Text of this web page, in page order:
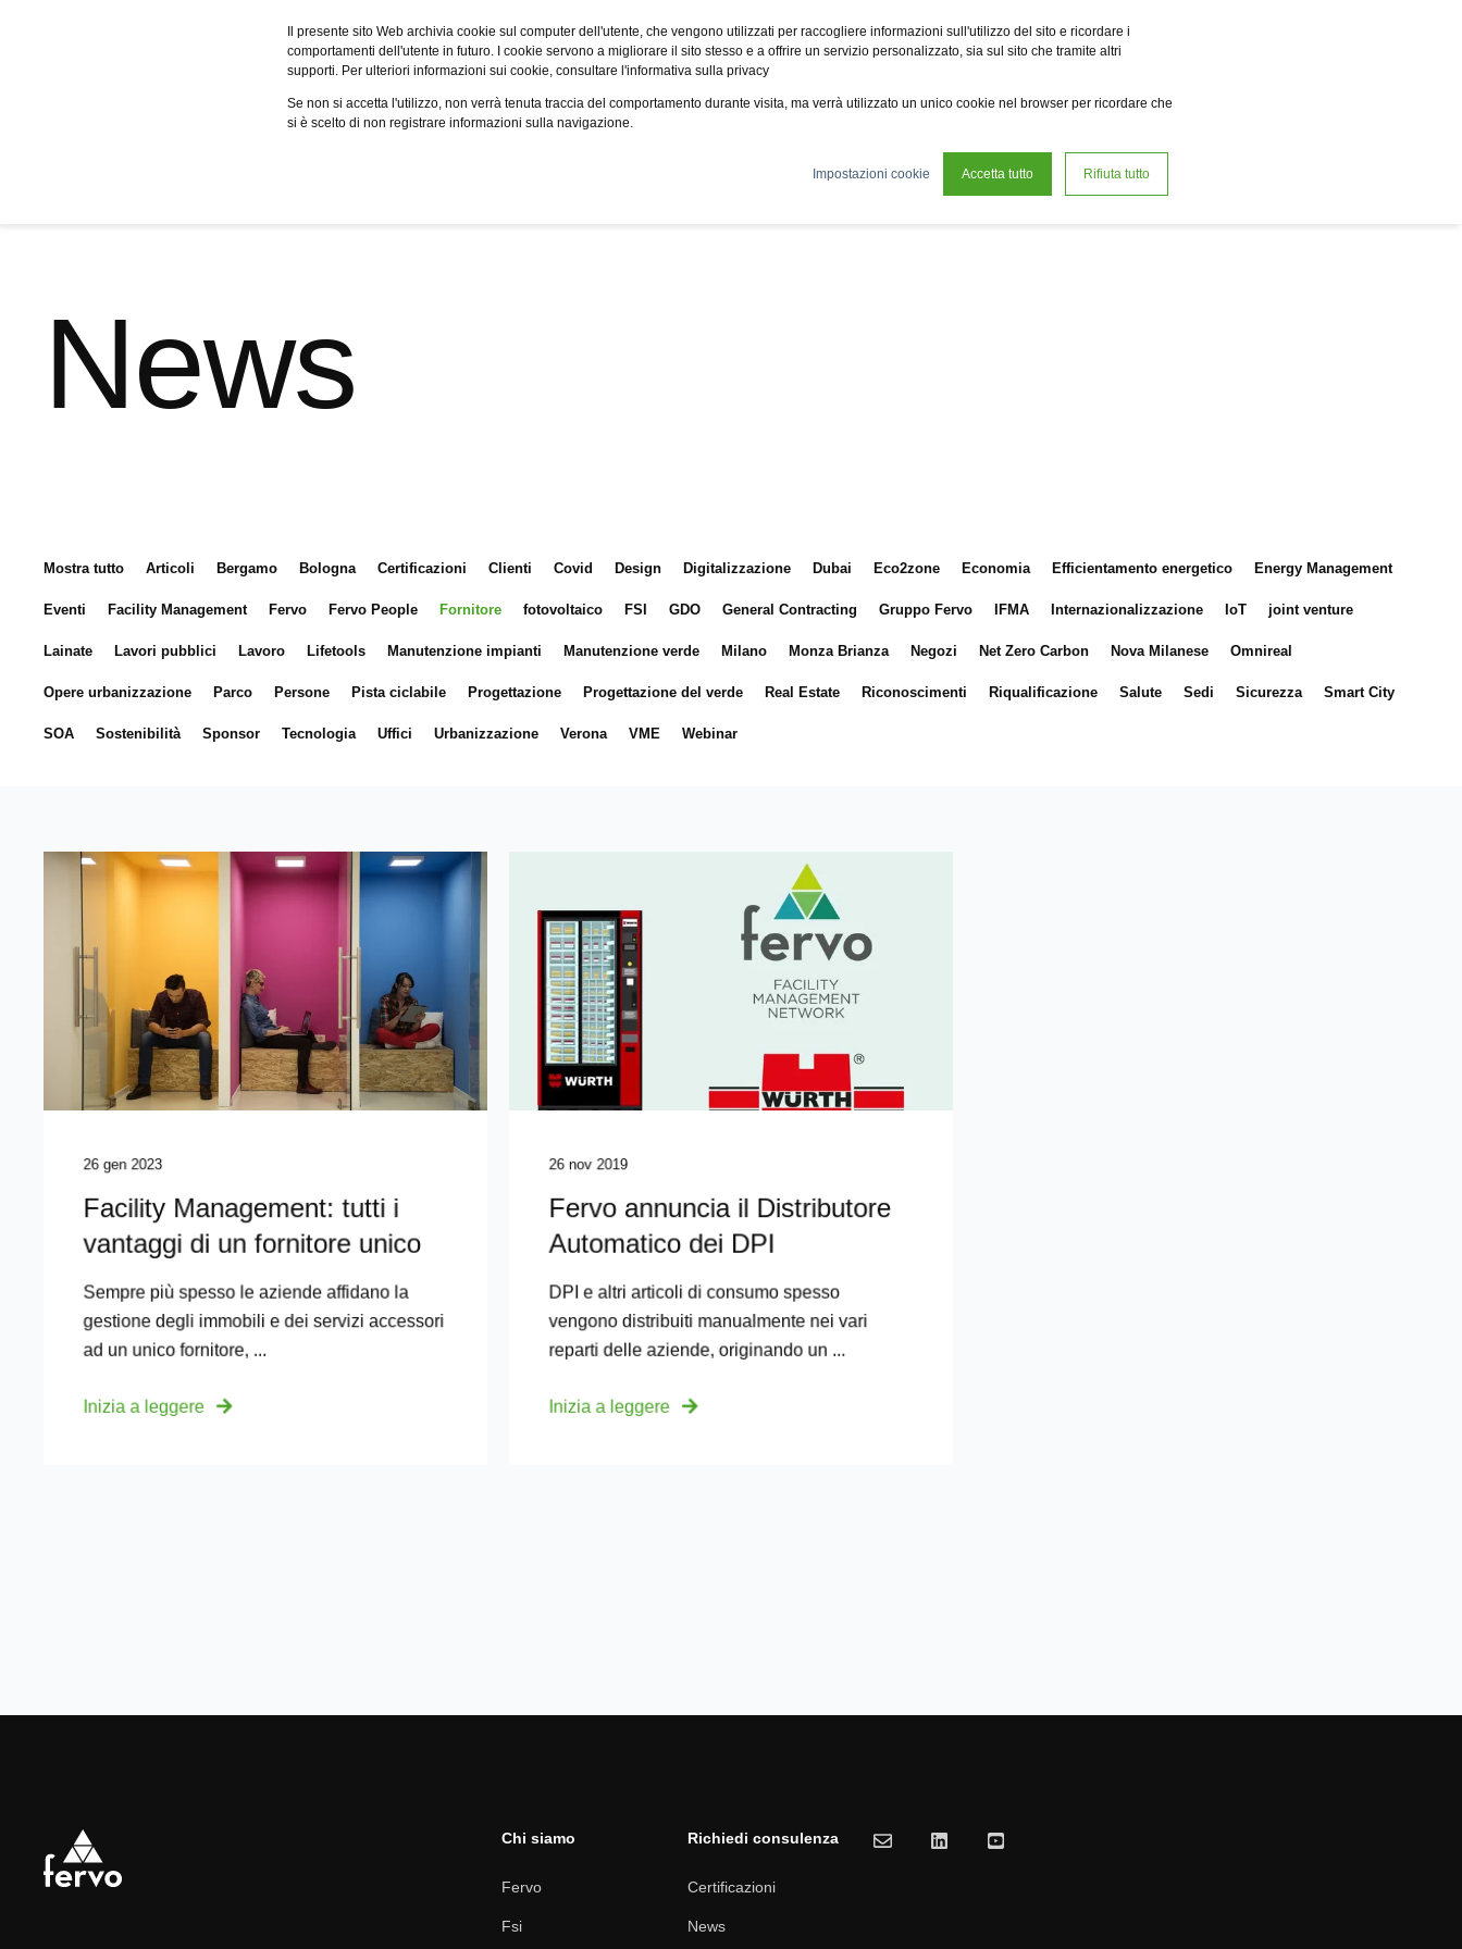
Il presente sito Web archivia cookie sul computer dell'utente, che vengono utilizzati per raccogliere informazioni sull'utilizzo del sito e ricordare i
comportamenti dell'utente in futuro. I cookie servono a migliorare il sito stesso e a offrire un servizio personalizzato, sia sul sito che tramite altri
supporti. Per ulteriori informazioni sui cookie, consultare l'informativa sulla privacy
Se non si accetta l'utilizzo, non verrà tenuta traccia del comportamento durante visita, ma verrà utilizzato un unico cookie nel browser per ricordare che
si è scelto di non registrare informazioni sulla navigazione.
Impostazioni cookie Accetta tutto Rifiuta tutto
Fervo Fsi Fsi General Contractor Eco2zone Omnireal BayWa r.e. Power Solutions
Certificazioni
News
Mostra tutto Articoli Bergamo Bologna Certificazioni Clienti Covid Design Digitalizzazione Dubai Eco2zone Economia Efficientamento energetico Energy Management
Eventi Facility Management Fervo Fervo People Fornitore fotovoltaico FSI GDO General Contracting Gruppo Fervo IFMA Internazionalizzazione IoT joint venture
Lainate Lavori pubblici Lavoro Lifetools Manutenzione impianti Manutenzione verde Milano Monza Brianza Negozi Net Zero Carbon Nova Milanese Omnireal
Opere urbanizzazione Parco Persone Pista ciclabile Progettazione Progettazione del verde Real Estate Riconoscimenti Riqualificazione Salute Sedi Sicurezza Smart City
SOA Sostenibilità Sponsor Tecnologia Uffici Urbanizzazione Verona VME Webinar
26 gen 2023
Facility Management: tutti i
vantaggi di un fornitore unico
Sempre più spesso le aziende affidano la
gestione degli immobili e dei servizi accessori
ad un unico fornitore, ...
Inizia a leggere
26 nov 2019
Fervo annuncia il Distributore
Automatico dei DPI
DPI e altri articoli di consumo spesso
vengono distribuiti manualmente nei vari
reparti delle aziende, originando un ...
Inizia a leggere
Chi siamo
Fervo
Fsi
Richiedi consulenza
Certificazioni
News